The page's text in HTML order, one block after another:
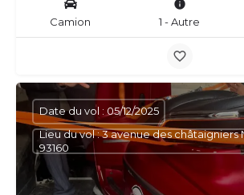
Camion 1 - Autre
Date du vol : 05/12/2025
Lieu du vol : 3 avenue des châtaigniers
93160